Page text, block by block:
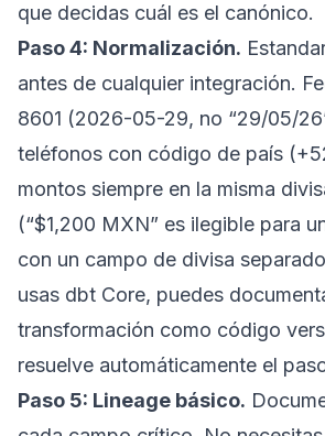
que decidas cuál es el canónico.
Paso 4: Normalización.
antes de cualquier integración.
8601 (2026-05-29, no “29/05/
teléfonos con código de país
montos siempre en la misma
(“$1,200 MXN” es ilegible para
con un campo de divisa
usas dbt Core, puedes
transformación como código
resuelve automáticamente el
Paso 5: Lineage básico.